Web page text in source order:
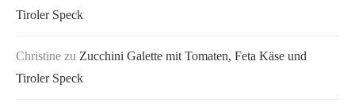
Tiroler Speck
Christine zu Zucchini Galette mit Tomaten, Feta Käse und
Tiroler Speck